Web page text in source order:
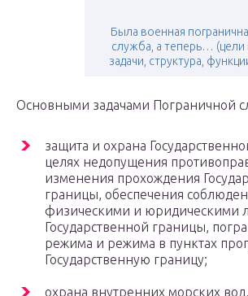
Была военная
служба, а теперь… (цели
задачи, структура,
Основными задачами Пограничной
защита и охрана
целях недопущения
изменения прохождения
границы, обеспечения
физическими и юридическими
Государственной границы,
режима и режима в пунктах
Государственную границу;
охрана внутренних морских вод,